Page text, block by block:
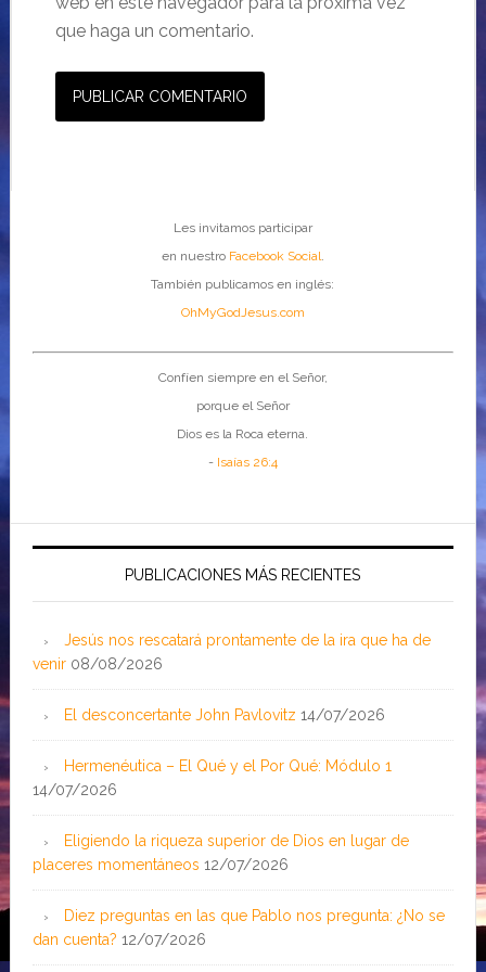
que haga un comentario.
Les invitamos participar
en nuestro Facebook Social.
También publicamos en inglés:
OhMyGodJesus.com
Confíen siempre en el Señor,
porque el Señor
Dios es la Roca eterna.
- Isaías 26:4
PUBLICACIONES MÁS RECIENTES
Jesús nos rescatará prontamente de la ira que ha de
venir 08/08/2026
El desconcertante John Pavlovitz 14/07/2026
Hermenéutica – El Qué y el Por Qué: Módulo 1
14/07/2026
Eligiendo la riqueza superior de Dios en lugar de
placeres momentáneos 12/07/2026
Diez preguntas en las que Pablo nos pregunta: ¿No se
dan cuenta? 12/07/2026